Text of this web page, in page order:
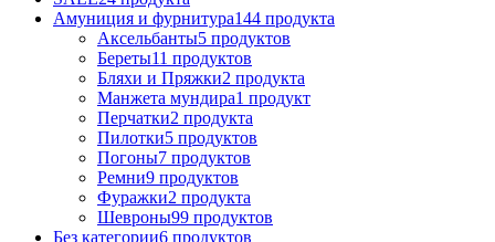
Амуниция и фурнитура144 продукта
Аксельбанты5 продуктов
Береты11 продуктов
Бляхи и Пряжки2 продукта
Манжета мундира1 продукт
Перчатки2 продукта
Пилотки5 продуктов
Погоны7 продуктов
Ремни9 продуктов
Фуражки2 продукта
Шевроны99 продуктов
Без категории6 продуктов